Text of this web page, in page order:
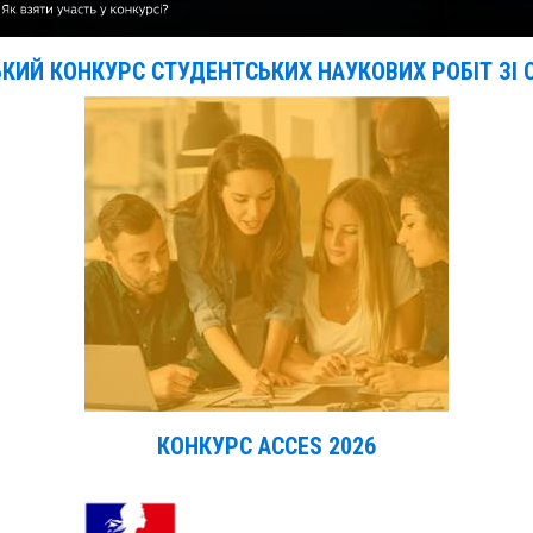
КОНКУРС СТУДЕНТСЬКИХ НАУКОВИХ РОБІТ ЗІ
КОНКУРС АССЕS 2026